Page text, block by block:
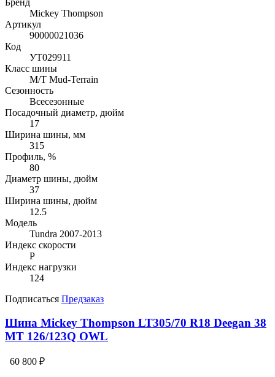
Mickey Thompson
Артикул
90000021036
Код
УТ029911
Класс шины
M/T Mud-Terrain
Сезонность
Всесезонные
Посадочный диаметр, дюйм
17
Ширина шины, мм
315
Профиль, %
80
Диаметр шины, дюйм
37
Ширина шины, дюйм
12.5
Модель
Tundra 2007-2013
Индекс скорости
P
Индекс нагрузки
124
Подписаться Предзаказ
Шина Mickey Thompson LT305/70 R18 Deegan 38
MT 126/123Q OWL
60 800 ₽